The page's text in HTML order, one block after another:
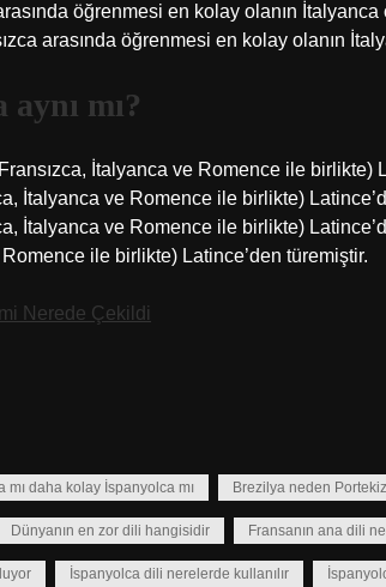
öğrenmesi en kolay olanın
arasında öğrenmesi en kolay olanın
mı?
İtalyanca ve Romence ile birlikte)
İtalyanca ve Romence ile birlikte)
İtalyanca ve Romence ile birlikte)
ile birlikte) Latince’den türemiştir.
Nerede Çekildi
mı daha kolay İspanyolca mı Brezilya neden
Dünyanın en zor dili hangisidir Fransanın ana dili
İspanyolca dili nerelerde kullanılır